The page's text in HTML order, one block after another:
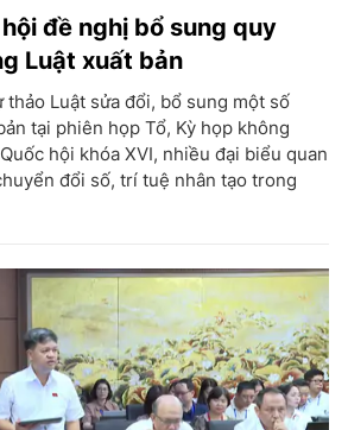
đề nghị bổ sung quy
Luật xuất bản
thảo Luật sửa đổi, bổ sung một số
tại phiên họp Tổ, Kỳ họp không
hội khóa XVI, nhiều đại biểu quan
đổi số, trí tuệ nhân tạo trong